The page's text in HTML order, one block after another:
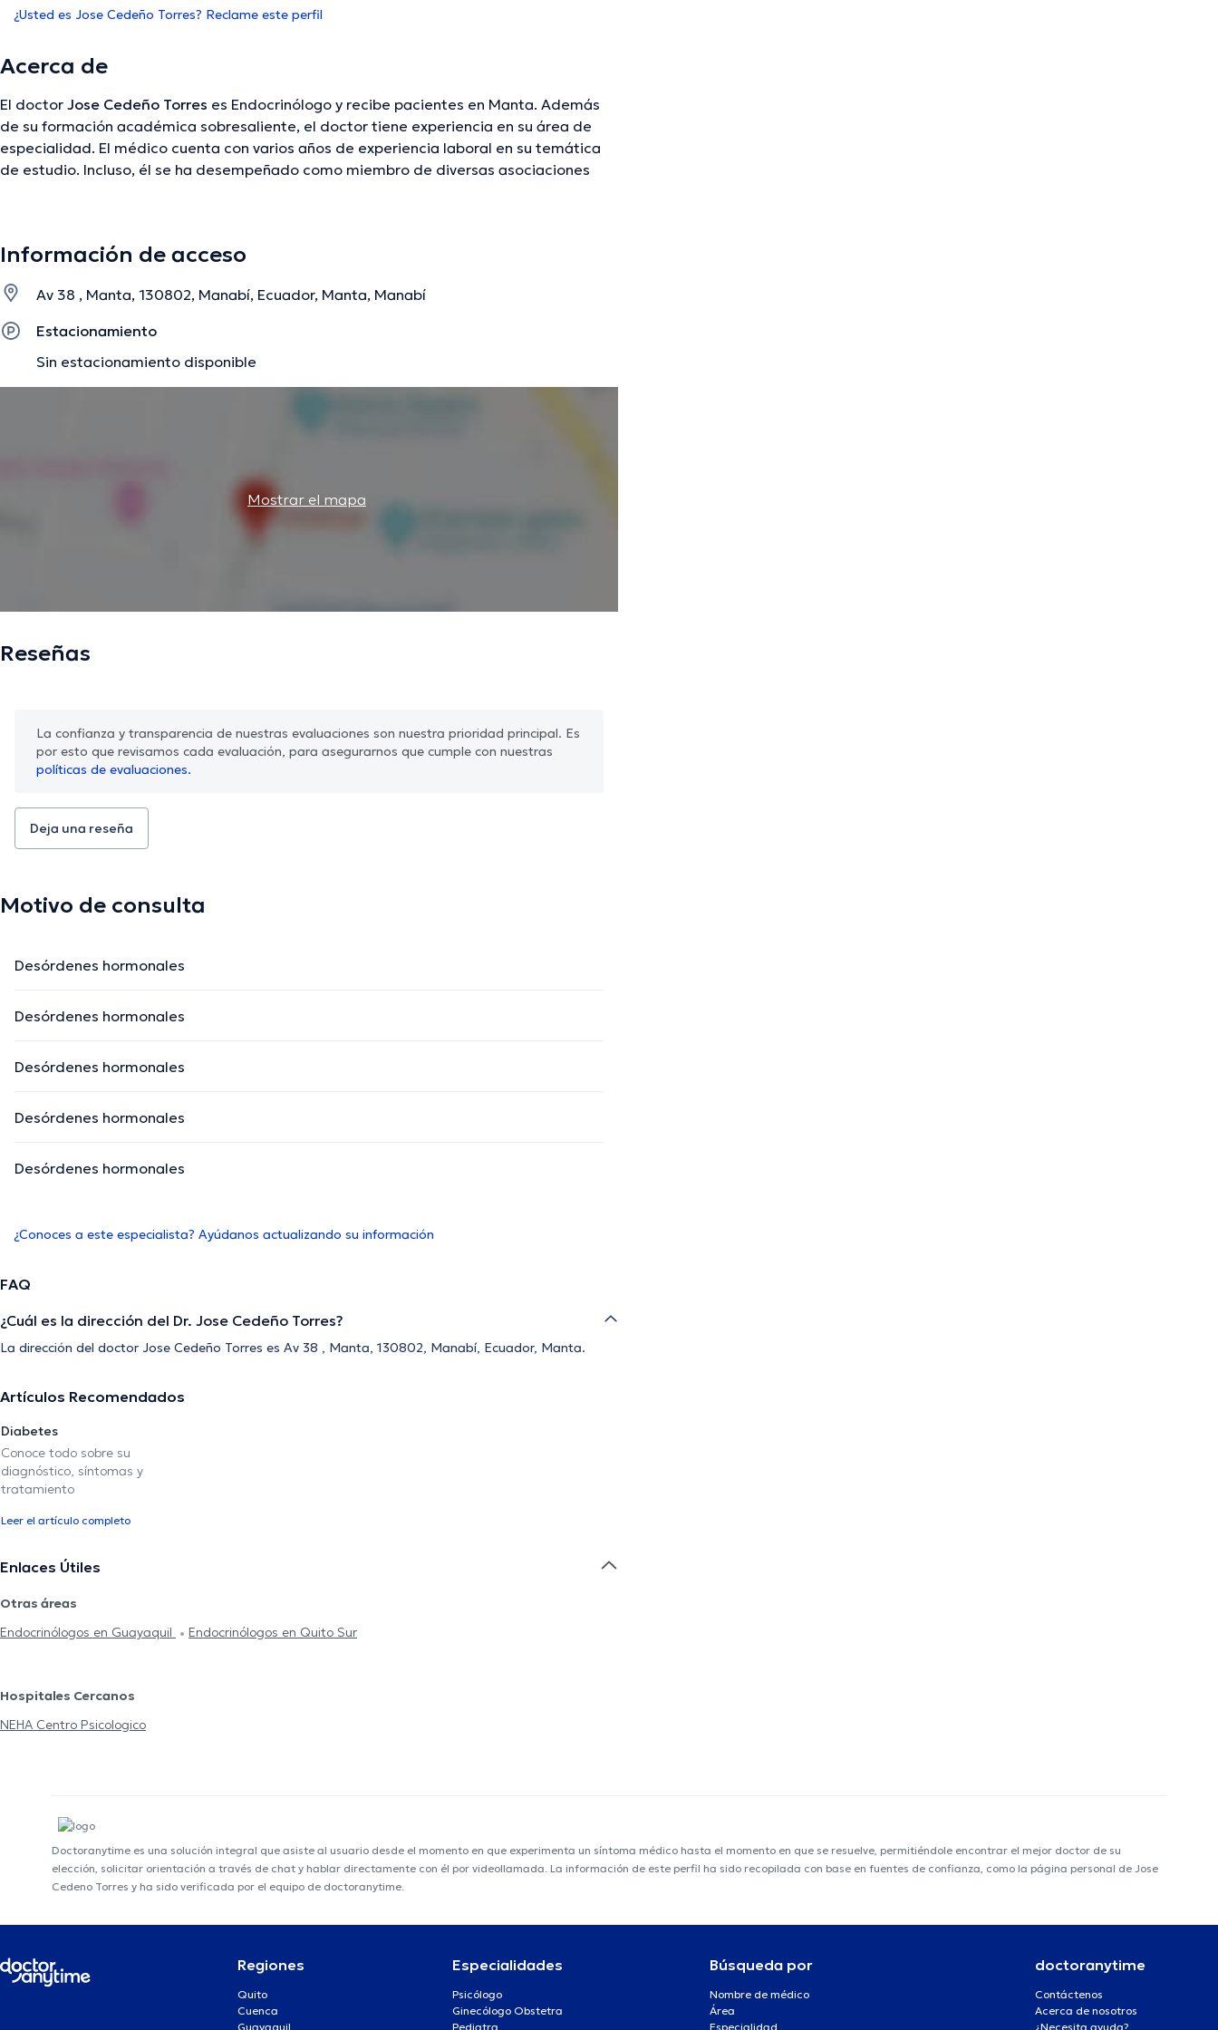
¿Usted es Jose Cedeño Torres? Reclame este perfil
Acerca de
El doctor Jose Cedeño Torres es Endocrinólogo y recibe pacientes en Manta. Además
de su formación académica sobresaliente, el doctor tiene experiencia en su área de
especialidad. El médico cuenta con varios años de experiencia laboral en su temática
de estudio. Incluso, él se ha desempeñado como miembro de diversas asociaciones
La descripción fue editada por el equipo de doctoranytime, con base en información verificada.
Información de acceso
Av 38 , Manta, 130802, Manabí, Ecuador, Manta, Manabí
Estacionamiento
Sin estacionamiento disponible
Mostrar el mapa
Reseñas
La confianza y transparencia de nuestras evaluaciones son nuestra prioridad principal. Es
por esto que revisamos cada evaluación, para asegurarnos que cumple con nuestras
políticas de evaluaciones.
Deja una reseña
Motivo de consulta
Desórdenes hormonales
Desórdenes hormonales
Desórdenes hormonales
Desórdenes hormonales
Desórdenes hormonales
¿Conoces a este especialista? Ayúdanos actualizando su información
FAQ
¿Cuál es la dirección del Dr. Jose Cedeño Torres?
La dirección del doctor Jose Cedeño Torres es Av 38 , Manta, 130802, Manabí, Ecuador, Manta.
Artículos Recomendados
Diabetes
Conoce todo sobre su
diagnóstico, síntomas y
tratamiento
Leer el artículo completo
Enlaces Útiles
Otras áreas
Endocrinólogos en Guayaquil
Endocrinólogos en Quito Sur
Hospitales Cercanos
NEHA Centro Psicologico
Doctoranytime es una solución integral que asiste al usuario desde el momento en que experimenta un síntoma médico hasta el momento en que se resuelve, permitiéndole encontrar el mejor doctor de su
elección, solicitar orientación a través de chat y hablar directamente con él por videollamada. La información de este perfil ha sido recopilada con base en fuentes de confianza, como la página personal de Jose
Cedeno Torres y ha sido verificada por el equipo de doctoranytime.
Regiones
Quito
Cuenca
Guayaquil
Especialidades
Psicólogo
Ginecólogo Obstetra
Pediatra
Búsqueda por
Nombre de médico
Área
Especialidad
doctoranytime
Contáctenos
Acerca de nosotros
¿Necesita ayuda?